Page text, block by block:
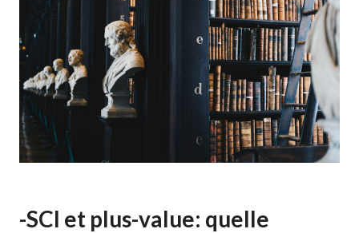
-SCI et plus-value: quelle